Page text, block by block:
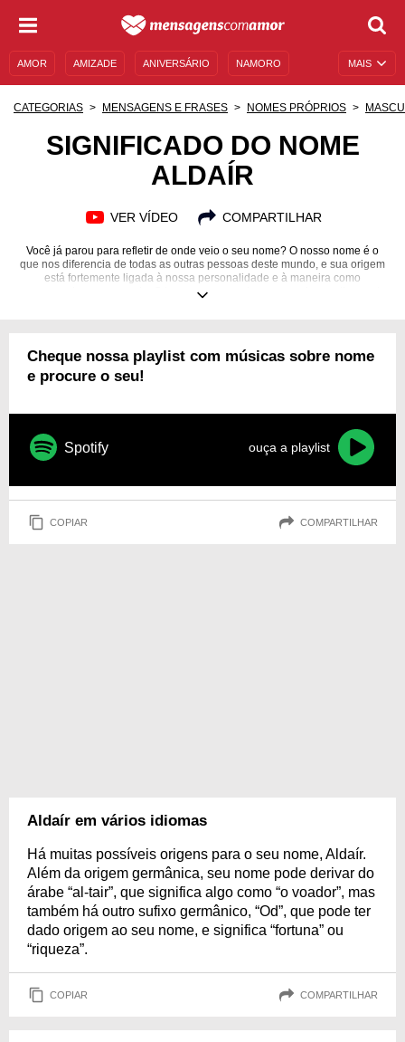
MAIS
AMOR AMIZADE ANIVERSÁRIO NAMORO
MENSAGENS DE ANIVERSÁRIO
CATEGORIAS MENSAGENS E FRASES NOMES PRÓPRIOS
SIGNIFICADO DO NOME
ALDAÍR
VER VÍDEO COMPARTILHAR
Você já parou para refletir de onde veio o seu nome? O nosso nome é o
que nos diferencia de todas as outras pessoas deste mundo, e sua origem
está fortemente ligada à nossa personalidade e à maneira como
compreendemos o mundo. O termo com o qual os seus pais escolheram te
e especiais! Confira as frases que personalizam o seu ser e se
Cheque nossa playlist com músicas sobre nome
e procure o seu!
Spotify ouça a playlist
COPIAR COMPARTILHAR
Aldaír em vários idiomas
Há muitas possíveis origens para o seu nome, Aldaír.
Além da origem germânica, seu nome pode derivar do
árabe “al-tair”, que significa algo como “o voador”, mas
também há outro sufixo germânico, “Od”, que pode ter
dado origem ao seu nome, e significa “fortuna” ou
“riqueza”.
COPIAR COMPARTILHAR